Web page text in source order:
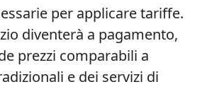
per applicare tariffe.
diventerà a pagamento,
prezzi comparabili a
e dei servizi di